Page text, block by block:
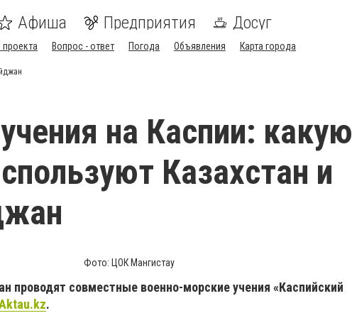
Афиша Предприятия Досуг
Вопрос - ответ Погода Объявления Карта города
на Каспии: какую
Казахстан и
Фото: ЦОК Мангистау
проводят совместные военно-морские учения «Каспийский
.